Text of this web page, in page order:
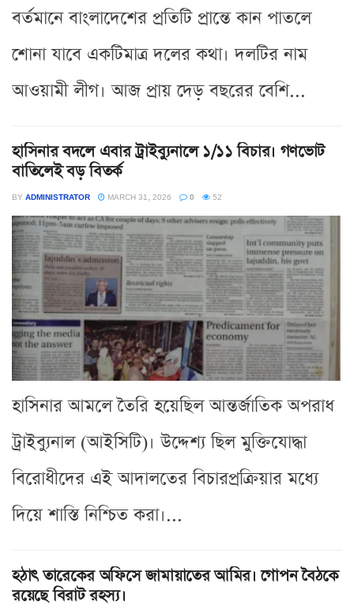
বর্তমানে বাংলাদেশের প্রতিটি প্রান্তে কান পাতলে
শোনা যাবে একটিমাত্র দলের কথা। দলটির নাম
আওয়ামী লীগ। আজ প্রায় দেড় বছরের বেশি...
হাসিনার বদলে এবার ট্রাইব্যুনালে ১/১১ বিচার। গণভোট
বাতিলেই বড় বিতর্ক
BY ADMINISTRATOR MARCH 31, 2026 0 52
হাসিনার আমলে তৈরি হয়েছিল আন্তর্জাতিক অপরাধ
ট্রাইব্যুনাল (আইসিটি)। উদ্দেশ্য ছিল মুক্তিযোদ্ধা
বিরোধীদের এই আদালতের বিচারপ্রক্রিয়ার মধ্যে
দিয়ে শাস্তি নিশ্চিত করা।...
হঠাৎ তারেকের অফিসে জামায়াতের আমির। গোপন বৈঠকে
রয়েছে বিরাট রহস্য।